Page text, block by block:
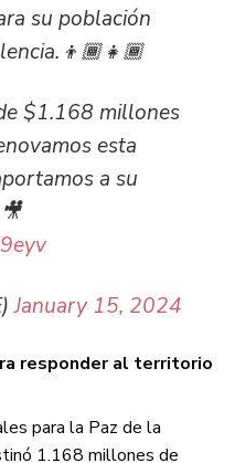
su población
$1.168 millones
esta
a su
January 15, 2024
responder al territorio
para la Paz de la
1.168 millones de